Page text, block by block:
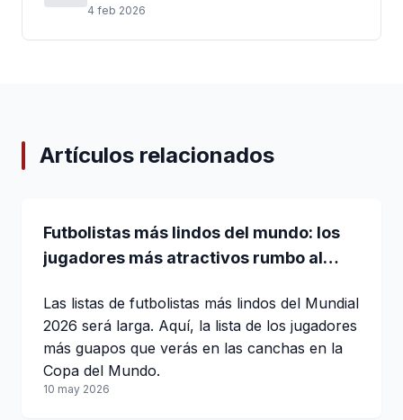
4 feb 2026
Artículos relacionados
Futbolistas más lindos del mundo: los
jugadores más atractivos rumbo al
Las listas de futbolistas más lindos del Mundial
2026 será larga. Aquí, la lista de los jugadores
más guapos que verás en las canchas en la
Copa del Mundo.
10 may 2026